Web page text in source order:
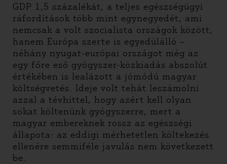
GDP 1,5 százalékát, a teljes egészségügyi
ráfordítások több mint egynegyedét, ami
nemcsak a volt szocialista országok között,
hanem Európa szerte is egyedülálló –
néhány nyugat-európai országot még az
egy főre eső gyógyszer-közkiadás abszolút
értékében is lealázott a jómódú magyar
költségvetés. Ideje volt tehát leszámolni
azzal a tévhittel, hogy azért kell olyan
sokat költenünk gyógyszerre, mert a
magyar embereknek rossz az egészségi
állapota: az eddigi mérhetetlen költekezés
ellenére semmiféle javulás nem következett
be.